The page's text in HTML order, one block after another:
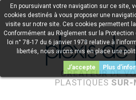
CRÉATEURDE
PLASTIQUES SUR-
En poursuivant votre navigation sur ce site,
cookies destinés à vous proposer une
visite sur notre site. Ces cookies permettent
Conformément au Règlement sur la Protection
loi n° 78-17 du 6 janvier 1978 relative à
libertés, nous avons mis en place une
J'accepte Plus